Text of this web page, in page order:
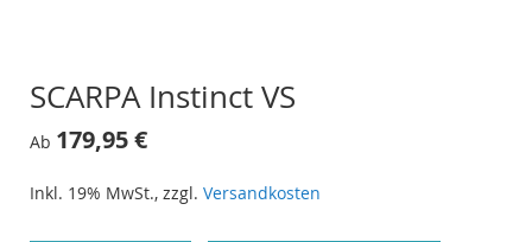
SCARPA Instinct VS
Ab 179,95 €
Inkl. 19% MwSt., zzgl. Versandkosten